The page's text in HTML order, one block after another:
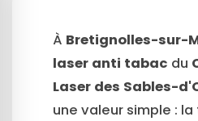
À Bretignolles-sur-
laser anti tabac du
Laser des Sables-
une valeur simple :